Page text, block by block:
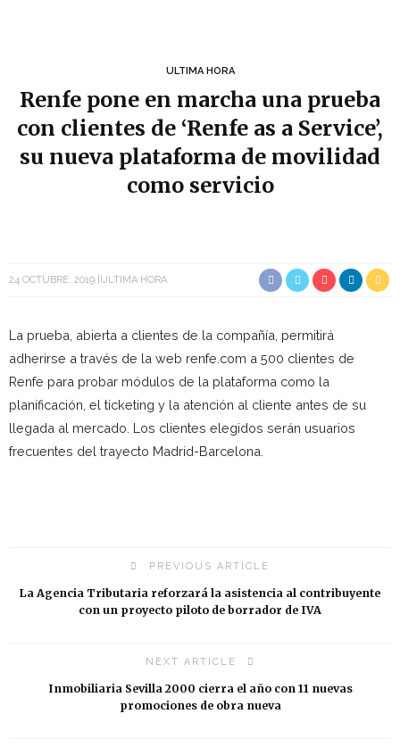
ULTIMA HORA
Renfe pone en marcha una prueba
con clientes de ‘Renfe as a Service’,
su nueva plataforma de movilidad
como servicio
24 OCTUBRE, 2019 ULTIMA HORA
La prueba, abierta a clientes de la compañía, permitirá
adherirse a través de la web renfe.com a 500 clientes de
Renfe para probar módulos de la plataforma como la
planificación, el ticketing y la atención al cliente antes de su
llegada al mercado. Los clientes elegidos serán usuarios
frecuentes del trayecto Madrid-Barcelona.
PREVIOUS ARTICLE
La Agencia Tributaria reforzará la asistencia al contribuyente
con un proyecto piloto de borrador de IVA
NEXT ARTICLE
Inmobiliaria Sevilla 2000 cierra el año con 11 nuevas
promociones de obra nueva